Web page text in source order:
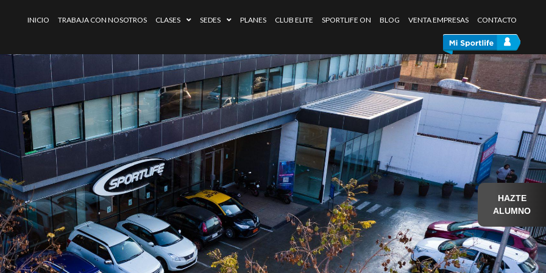
INICIO TRABAJA CON NOSOTROS CLASES SEDES PLANES CLUB ELITE SPORTLIFE ON BLOG VENTA EMPRESAS CONTACTO
HAZTE
ALUMNO